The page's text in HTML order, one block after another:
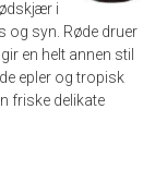
i
og syn. Røde druer
en helt annen stil
epler og tropisk
friske delikate